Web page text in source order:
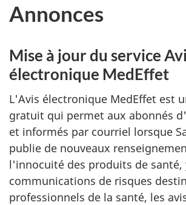
Annonces
Mise à jour du service
électronique MedEffet
L'Avis électronique MedEffet est
gratuit qui permet aux abonnés
et informés par courriel lorsque
publie de nouveaux
l'innocuité des produits de santé,
communications de risques
professionnels de la santé, les